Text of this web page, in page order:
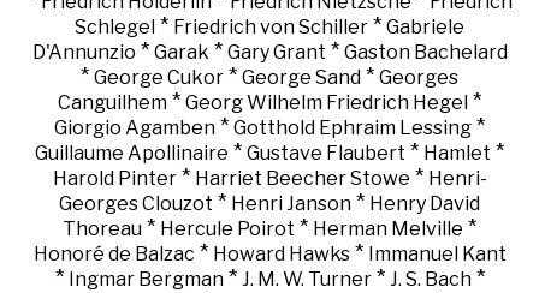
Schlegel * Friedrich von Schiller * Gabriele
D'Annunzio * Garak * Gary Grant * Gaston Bachelard
* George Cukor * George Sand * Georges
Canguilhem * Georg Wilhelm Friedrich Hegel *
Giorgio Agamben * Gotthold Ephraim Lessing *
Guillaume Apollinaire * Gustave Flaubert * Hamlet *
Harold Pinter* Harriet Beecher Stowe * Henri-
Georges Clouzot * Henri Janson * Henry David
Thoreau * Hercule Poirot * Herman Melville *
Honoré de Balzac * Howard Hawks* Immanuel Kant
* Ingmar Bergman* J. M. W. Turner* J. S. Bach*